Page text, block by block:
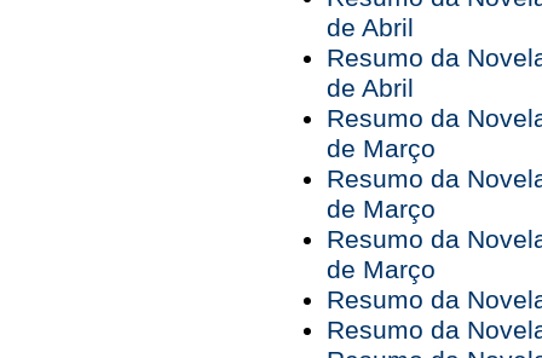
de Abril
Resumo da
de Abril
Resumo da
de Março
Resumo da
de Março
Resumo da
de Março
Resumo da
Resumo da